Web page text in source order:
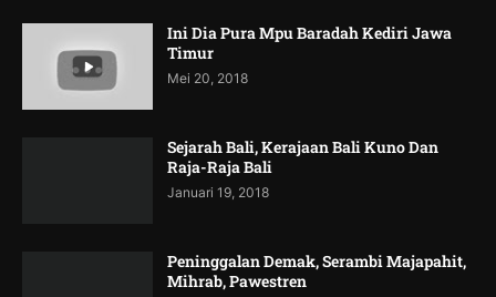
Ini Dia Pura Mpu Baradah Kediri Jawa
Timur
Mei 20, 2018
Sejarah Bali, Kerajaan Bali Kuno Dan
Raja-Raja Bali
Januari 19, 2018
Peninggalan Demak, Serambi Majapahit,
Mihrab, Pawestren